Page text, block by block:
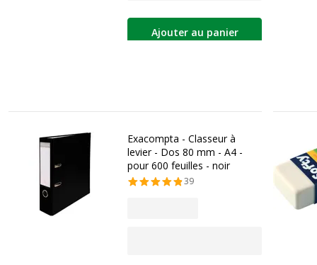
Ajouter au panier
Exacompta - Classeur à
levier - Dos 80 mm - A4 -
pour 600 feuilles - noir
39